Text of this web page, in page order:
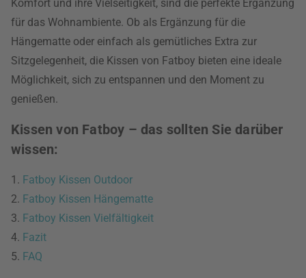
Komfort und ihre Vielseitigkeit, sind die perfekte Ergänzung
für das Wohnambiente. Ob als Ergänzung für die
Hängematte oder einfach als gemütliches Extra zur
Sitzgelegenheit, die Kissen von Fatboy bieten eine ideale
Möglichkeit, sich zu entspannen und den Moment zu
genießen.
Kissen von Fatboy – das sollten Sie darüber
wissen:
1. Fatboy Kissen Outdoor
2. Fatboy Kissen Hängematte
3. Fatboy Kissen Vielfältigkeit
4. Fazit
5. FAQ